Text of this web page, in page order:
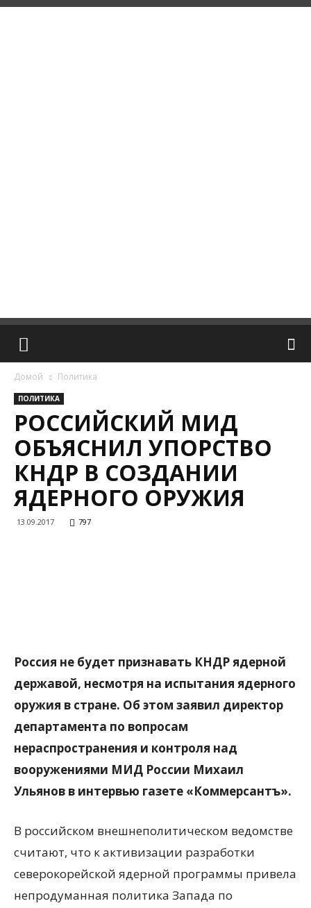
Домой Политика
ПОЛИТИКА
РОССИЙСКИЙ МИД
ОБЪЯСНИЛ УПОРСТВО
КНДР В СОЗДАНИИ
ЯДЕРНОГО ОРУЖИЯ
13.09.2017 797
Россия не будет признавать КНДР ядерной
державой, несмотря на испытания ядерного
оружия в стране. Об этом заявил директор
департамента по вопросам
нераспространения и контроля над
вооружениями МИД России Михаил
Ульянов в интервью газете «Коммерсантъ».
В российском внешнеполитическом ведомстве
считают, что к активизации разработки
северокорейской ядерной программы привела
непродуманная политика Запада по